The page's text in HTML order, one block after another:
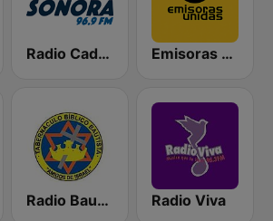
Radio Cadena Sonora Emisoras Unidas
Radio Bautista Global 89.7 FM Radio Viva